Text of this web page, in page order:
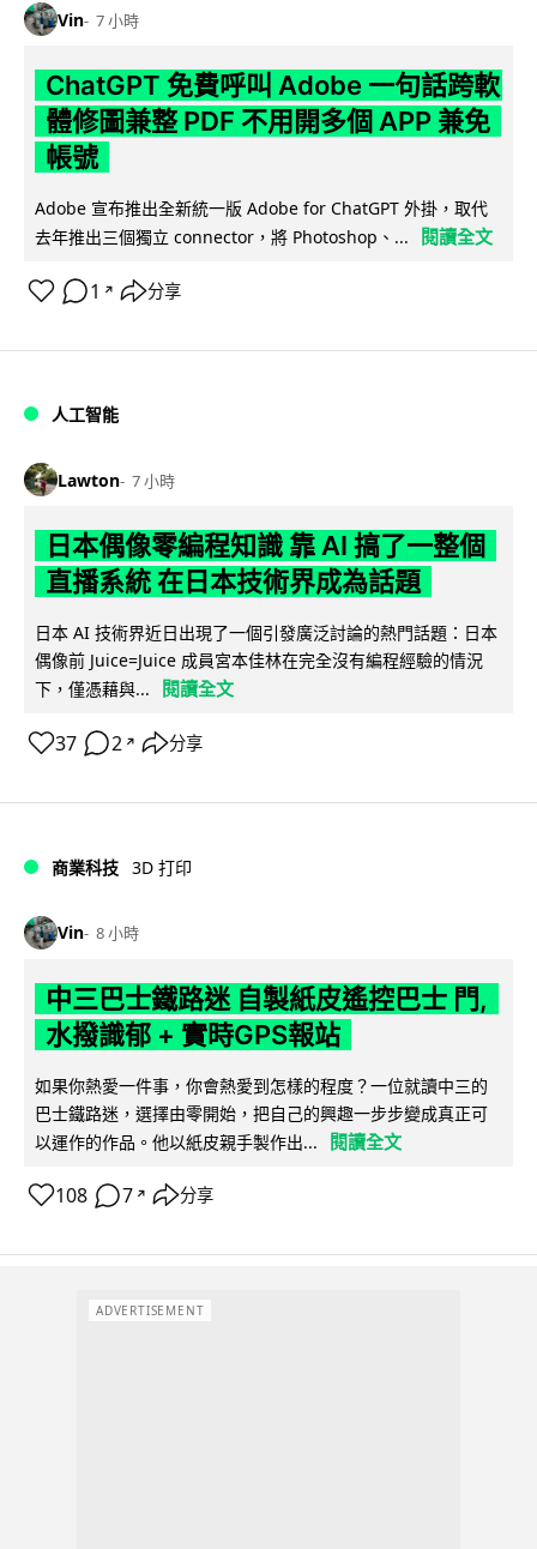
Vin 7 小時
ChatGPT 免費呼叫 Adobe 一句話跨軟
體修圖兼整 PDF 不用開多個 APP 兼免
帳號
Adobe 宣布推出全新統一版 Adobe for ChatGPT 外掛，取代
去年推出三個獨立 connector，將 Photoshop、...
閱讀全文
1 ↗ 分享
人工智能
Lawton 7 小時
日本偶像零編程知識 靠 AI 搞了一整個
直播系統 在日本技術界成為話題
日本 AI 技術界近日出現了一個引發廣泛討論的熱門話題：日本
偶像前 Juice=Juice 成員宮本佳林在完全沒有編程經驗的情況
下，僅憑藉與...
閱讀全文
37 2 ↗ 分享
商業科技 3D 打印
Vin 8 小時
中三巴士鐵路迷 自製紙皮遙控巴士 門,
水撥識郁 + 實時GPS報站
如果你熱愛一件事，你會熱愛到怎樣的程度？一位就讀中三的
巴士鐵路迷，選擇由零開始，把自己的興趣一步步變成真正可
以運作的作品。他以紙皮親手製作出...
閱讀全文
108 7 ↗ 分享
ADVERTISEMENT